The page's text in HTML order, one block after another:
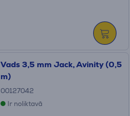
Vads 3,5 mm Jack, Avinity (0,5
m)
00127042
Ir noliktavā